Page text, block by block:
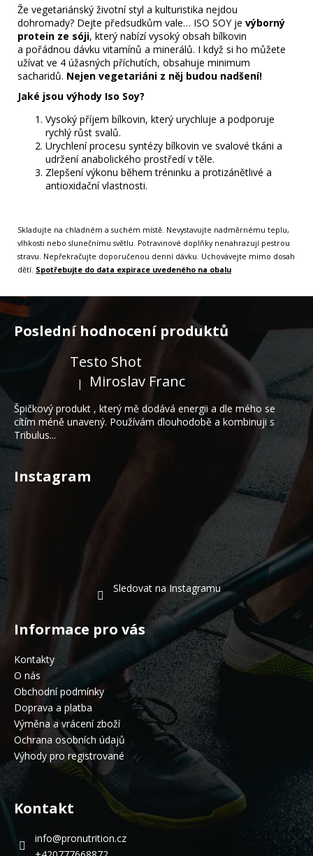
Že vegetariánský životní styl a kulturistika nejdou
dohromady? Dejte předsudkům vale… ISO SOY je výborný
protein ze sóji, který nabízí vysoký obsah bílkovin
a pořádnou dávku vitamínů a minerálů. I když si ho můžete
užívat ve 4 úžasných příchutích, obsahuje minimum
sacharidů. Nejen vegetariáni z něj budou nadšení!
Jaké jsou výhody Iso Soy?
Vysoký příjem bílkovin, který urychluje a podporuje
rychlý růst svalů.
Urychlení procesu syntézy bílkovin ve svalové tkáni a
udržení anabolického prostředí v těle.
Zlepšení výkonu během tréninku a protizánětlivé a
antioxidační vlastnosti.
Skladujte na chladném a suchém místě. Nevystavujte nadměrnému teplu,
vlhkosti nebo slunečnímu světlu. Potravinové doplňky nenahrazují pestrou
stravu. Nepřekračujte doporučenou denní dávku. Uchovávejte mimo dosah
dětí. Spotřebujte do data expirace uvedeného na obalu
Z
á
í
Poslední hodnocení produktů
Testo Shot
Hodnocení produktu je 5 z 5 hvězdiček.
| Miroslav Franc
Špičkový produkt , který mě dodává energii a dle mého se
cítím méně unavený. Používám dlouhodobě a kombinuji s
Tribulus...
Instagram
Sledovat na Instagramu
Informace pro vás
Kontakty
O nás
Obchodní podmínky
Doprava a platba
Výměna a vrácení zboží
Ochrana osobních údajů
Výhody pro registrované
Kontakt
info@pronutrition.cz